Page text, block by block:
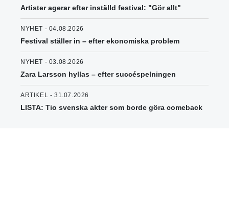
Artister agerar efter inställd festival: "Gör allt"
NYHET - 04.08.2026
Festival ställer in – efter ekonomiska problem
NYHET - 03.08.2026
Zara Larsson hyllas – efter succéspelningen
ARTIKEL - 31.07.2026
LISTA: Tio svenska akter som borde göra comeback